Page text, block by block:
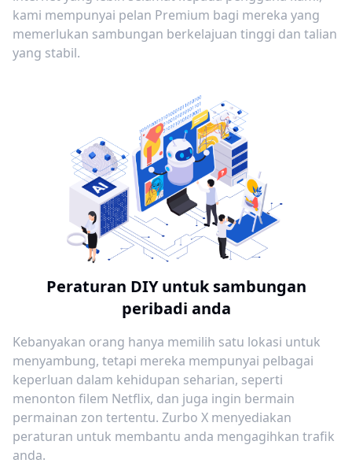
kami mempunyai pelan Premium bagi mereka yang
memerlukan sambungan berkelajuan tinggi dan talian
yang stabil.
Peraturan DIY untuk sambungan
peribadi anda
Kebanyakan orang hanya memilih satu lokasi untuk
menyambung, tetapi mereka mempunyai pelbagai
keperluan dalam kehidupan seharian, seperti
menonton filem Netflix, dan juga ingin bermain
permainan zon tertentu. Zurbo X menyediakan
peraturan untuk membantu anda mengagihkan trafik
anda.